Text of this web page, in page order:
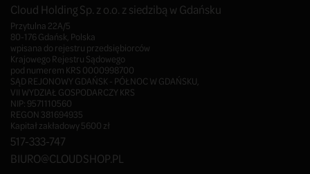
Cloud Holding Sp. z o.o. z siedzibą w Gdańsku
Przytulna 22A/5
80-176 Gdańsk, Polska
wpisana do rejestru przedsiębiorców
Krajowego Rejestru Sądowego
pod numerem KRS 0000998700
SĄD REJONOWY GDAŃSK - PÓŁNOC W GDAŃSKU,
VII WYDZIAŁ GOSPODARCZY KRS
NIP: 9571110560
REGON 381694935
Kapitał zakładowy 5600 zł
517-333-747
BIURO@CLOUDSHOP.PL